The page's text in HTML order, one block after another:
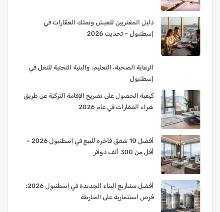
دليل المغتربين للعيش وتملك العقارات في
إسطنبول – تحديث 2026
الرعاية الصحية، التعليم، والبنية التحتية للنقل في
إسطنبول
كيفية الحصول على تصريح الإقامة التركية عن طريق
شراء العقارات في عام 2026
أفضل 10 شقق فاخرة للبيع في إسطنبول 2026 –
أقل من 300 ألف دولار
أفضل مشاريع البناء الجديدة في إسطنبول 2026:
فرص استثمارية على الخارطة